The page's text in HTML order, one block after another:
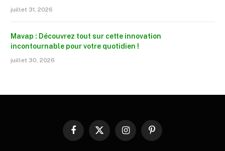
juillet 31, 2026
Mavap : Découvrez tout sur cette innovation
incontournable pour votre quotidien !
juillet 30, 2026
Facebook
X
InstagramPinterest